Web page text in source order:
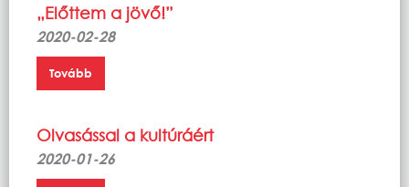
„Előttem a jövő!”
2020-02-28
Tovább
Olvasással a kultúráért
2020-01-26